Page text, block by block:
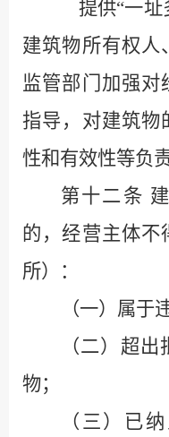
提供“一址
建筑物所有权人
监管部门加强对
指导，对建筑物
性和有效性等负责
第十二条
的，经营主体不
所）：
（一）属于
（二）超
物；
（三）已